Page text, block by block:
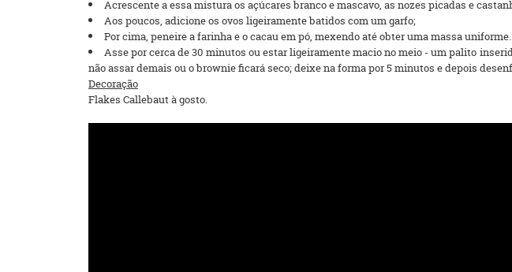
Acrescente a essa mistura os açúcares branco e mascavo, as nozes picadas e
Aos poucos, adicione os ovos ligeiramente batidos com um garfo;
Por cima, peneire a farinha e o cacau em pó, mexendo até obter uma massa
Asse por cerca de 30 minutos ou estar ligeiramente macio no meio - um palito
não assar demais ou o brownie ficará seco; deixe na forma por 5 minutos e depois
Decoração
Flakes Callebaut à gosto.